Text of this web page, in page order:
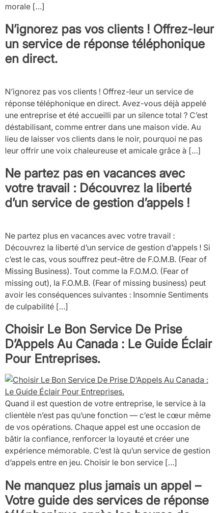
morale […]
N’ignorez pas vos clients ! Offrez-leur
un service de réponse téléphonique
en direct.
N’ignorez pas vos clients ! Offrez-leur un service de
réponse téléphonique en direct. Avez-vous déjà appelé
une entreprise et été accueilli par un silence total ? C’est
déstabilisant, comme entrer dans une maison vide. Au
lieu de laisser vos clients dans le noir, pourquoi ne pas
leur offrir une voix chaleureuse et amicale grâce à […]
Ne partez pas en vacances avec
votre travail : Découvrez la liberté
d’un service de gestion d’appels !
Ne partez plus en vacances avec votre travail :
Découvrez la liberté d’un service de gestion d’appels ! Si
c’est le cas, vous souffrez peut-être de F.O.M.B. (Fear of
Missing Business). Tout comme la F.O.M.O. (Fear of
missing out), la F.O.M.B. (Fear of missing business) peut
avoir les conséquences suivantes : Insomnie Sentiments
de culpabilité […]
Choisir Le Bon Service De Prise
D’Appels Au Canada : Le Guide Éclair
Pour Entreprises.
Quand il est question de votre entreprise, le service à la
clientèle n’est pas qu’une fonction — c’est le cœur même
de vos opérations. Chaque appel est une occasion de
bâtir la confiance, renforcer la loyauté et créer une
expérience mémorable. C’est là qu’un service de gestion
d’appels entre en jeu. Choisir le bon service […]
Ne manquez plus jamais un appel –
Votre guide des services de réponse